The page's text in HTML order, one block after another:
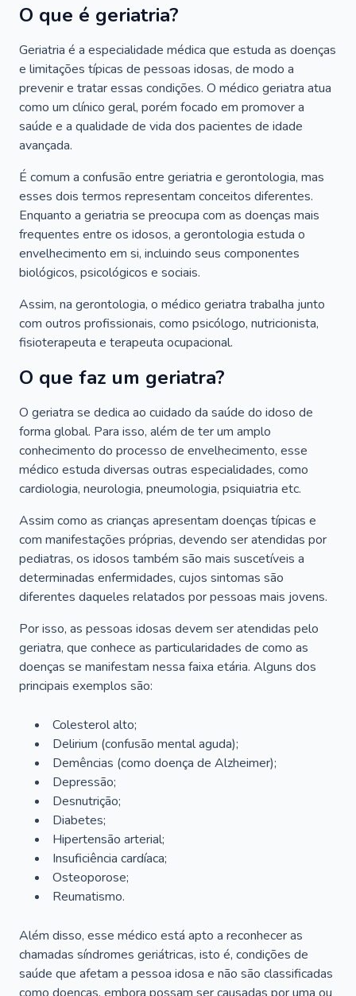
O que é geriatria?
Geriatria é a especialidade médica que estuda as doenças
e limitações típicas de pessoas idosas, de modo a
prevenir e tratar essas condições. O médico geriatra atua
como um clínico geral, porém focado em promover a
saúde e a qualidade de vida dos pacientes de idade
avançada.
É comum a confusão entre geriatria e gerontologia, mas
esses dois termos representam conceitos diferentes.
Enquanto a geriatria se preocupa com as doenças mais
frequentes entre os idosos, a gerontologia estuda o
envelhecimento em si, incluindo seus componentes
biológicos, psicológicos e sociais.
Assim, na gerontologia, o médico geriatra trabalha junto
com outros profissionais, como psicólogo, nutricionista,
fisioterapeuta e terapeuta ocupacional.
O que faz um geriatra?
O geriatra se dedica ao cuidado da saúde do idoso de
forma global. Para isso, além de ter um amplo
conhecimento do processo de envelhecimento, esse
médico estuda diversas outras especialidades, como
cardiologia, neurologia, pneumologia, psiquiatria etc.
Assim como as crianças apresentam doenças típicas e
com manifestações próprias, devendo ser atendidas por
pediatras, os idosos também são mais suscetíveis a
determinadas enfermidades, cujos sintomas são
diferentes daqueles relatados por pessoas mais jovens.
Por isso, as pessoas idosas devem ser atendidas pelo
geriatra, que conhece as particularidades de como as
doenças se manifestam nessa faixa etária. Alguns dos
principais exemplos são:
Colesterol alto;
Delirium (confusão mental aguda);
Demências (como doença de Alzheimer);
Depressão;
Desnutrição;
Diabetes;
Hipertensão arterial;
Insuficiência cardíaca;
Osteoporose;
Reumatismo.
Além disso, esse médico está apto a reconhecer as
chamadas síndromes geriátricas, isto é, condições de
saúde que afetam a pessoa idosa e não são classificadas